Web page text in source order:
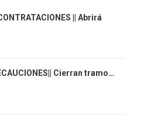
|| Abrirá
Cierran tramo…